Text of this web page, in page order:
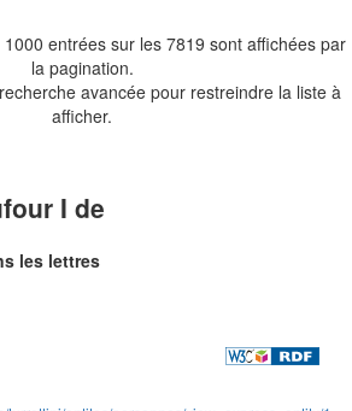
entrées sur les 7819 sont affichées par
la pagination.
avancée pour restreindre la liste à
afficher.
I de
les lettres